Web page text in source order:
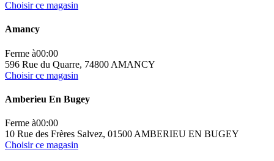
Choisir ce magasin
Amancy
Ferme à00:00
596 Rue du Quarre, 74800 AMANCY
Choisir ce magasin
Amberieu En Bugey
Ferme à00:00
10 Rue des Frères Salvez, 01500 AMBERIEU EN BUGEY
Choisir ce magasin